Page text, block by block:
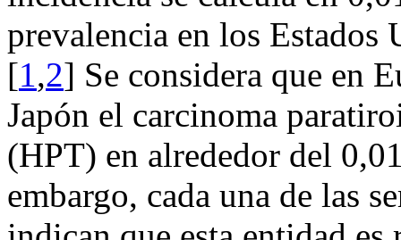
prevalencia en los Estados
[1,2] Se considera que en
Japón el carcinoma
(HPT) en alrededor del
embargo, cada una de las